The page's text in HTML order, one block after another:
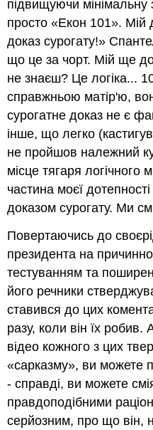
підвищуючи мінімальну
просто «Екон 101». Мій
доказ сурогату!»
що це за чорт. Мій ще
не знаєш? Це логіка...
справжньою матір'ю,
сурогатне доказ не є
інше, що легко
не пройшов належний
місце тягаря
частина моєї
доказом сурогату. Ми
Повертаючись до
президента на
тестуванням та
його речники
ставився до цих
разу, коли він їх
відео кожного з цих
«сарказму», ви можете
- справді, ви можете
правдоподібними
серйозним, про що він,